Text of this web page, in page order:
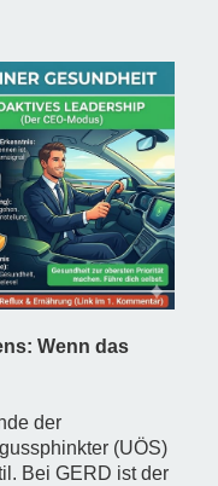
Wenn das
der
(UÖS)
Bei GERD ist der